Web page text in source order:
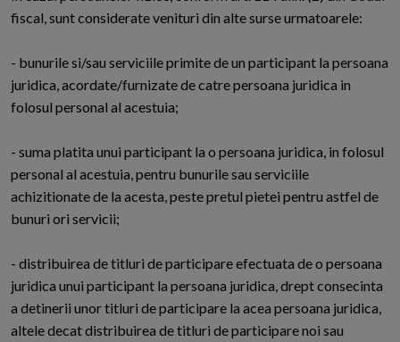
fiscal, sunt considerate venituri din alte surse urmatoarele:
- bunurile si/sau serviciile primite de un participant la persoana
juridica, acordate/furnizate de catre persoana juridica in
folosul personal al acestuia;
- suma platita unui participant la o persoana juridica, in folosul
personal al acestuia, pentru bunurile sau serviciile
achizitionate de la acesta, peste pretul pietei pentru astfel de
bunuri ori servicii;
- distribuirea de titluri de participare efectuata de o persoana
juridica unui participant la persoana juridica, drept consecinta
a detinerii unor titluri de participare la acea persoana juridica,
altele decat distribuirea de titluri de participare noi sau